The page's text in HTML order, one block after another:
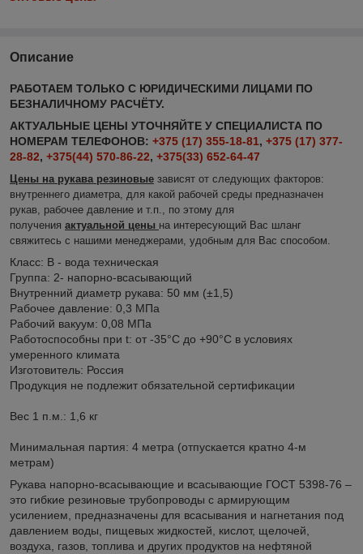
Описание
РАБОТАЕМ ТОЛЬКО С ЮРИДИЧЕСКИМИ ЛИЦАМИ ПО
БЕЗНАЛИЧНОМУ РАСЧЁТУ.
АКТУАЛЬНЫЕ ЦЕНЫ УТОЧНЯЙТЕ У СПЕЦИАЛИСТА ПО
НОМЕРАМ ТЕЛЕФОНОВ: +375 (17) 355-18-81, +375 (17) 377-
28-82, +375(44) 570-86-22, +375(33) 652-64-47
Цены на рукава резиновые зависят от следующих факторов:
внутреннего диаметра, для какой рабочей среды предназначен
рукав, рабочее давление и т.п., по этому для
получения актуальной цены на интересующий Вас шланг
свяжитесь с нашими менеджерами, удобным для Вас способом.
Класс: В - вода техническая
Группа: 2- напорно-всасывающий
Внутренний диаметр рукава: 50 мм (±1,5)
Рабочее давление: 0,3 МПа
Рабочий вакуум: 0,08 МПа
Работоспособны при t: от -35°С до +90°С в условиях
умеренного климата
Изготовитель: Россия
Продукция не подлежит обязательной сертификации
Вес 1 п.м.: 1,6 кг
Минимальная партия: 4 метра (отпускается кратно 4-м
метрам)
Рукава напорно-всасывающие и всасывающие ГОСТ 5398-76 –
это гибкие резиновые трубопроводы с армирующим
усилением, предназначены для всасывания и нагнетания под
давлением воды, пищевых жидкостей, кислот, щелочей,
воздуха, газов, топлива и других продуктов на нефтяной